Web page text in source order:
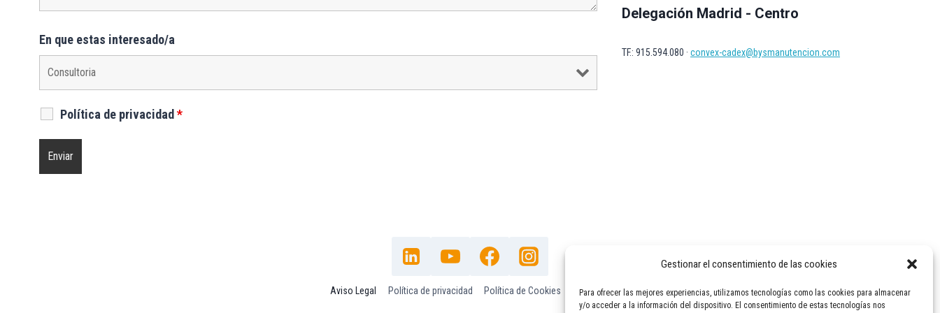
Gestionar el consentimiento de las cookies
Para ofrecer las mejores experiencias, utilizamos tecnologías como las cookies para almacenar
y/o acceder a la información del dispositivo. El consentimiento de estas tecnologías nos
En que estas interesado/a
Política de privacidad*
Delegación Madrid - Centro
TF.: 915.594.080 · convex-cadex@bysmanutencion.com
Aviso Legal Política de privacidad Política de Cookies Contacto